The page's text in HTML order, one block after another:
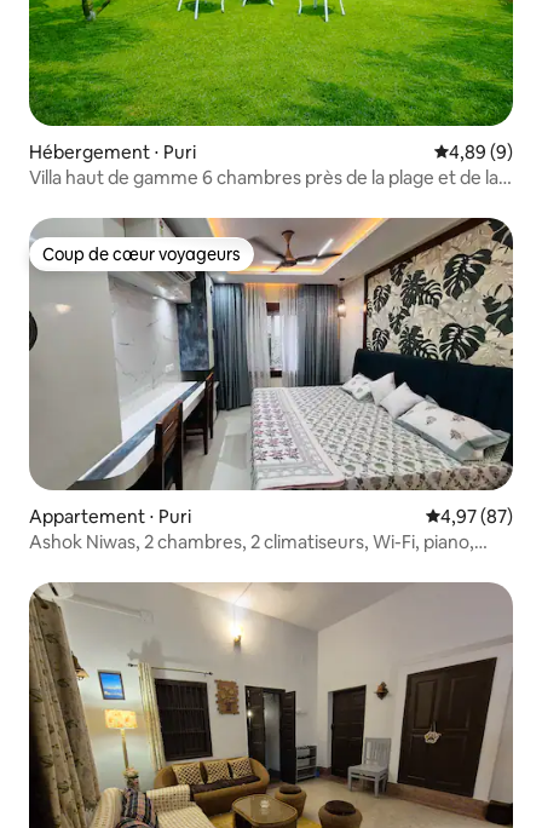
Hébergement ⋅ Puri Évaluation
4,89 (9)
Villa haut de gamme 6 chambres près de la plage et de la
Coup de cœur voyageurs
Coup de cœur voyageurs
Appartement ⋅ Puri Évaluation
4,97 (87)
Ashok Niwas, 2 chambres, 2 climatiseurs, Wi-Fi, piano,